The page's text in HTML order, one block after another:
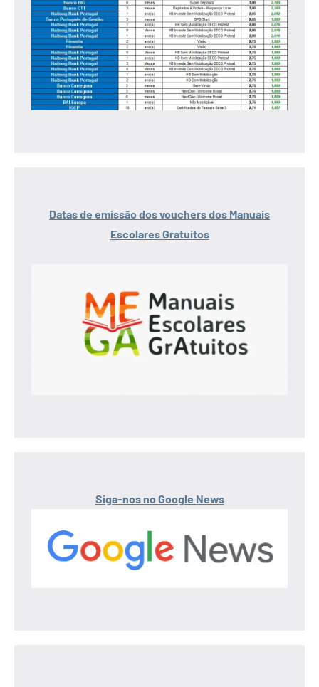
Datas de emissão dos vouchers dos Manuais
Escolares Gratuitos
Siga-nos no Google News